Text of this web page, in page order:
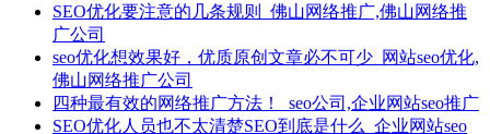
SEO优化要注意的几条规则_佛山网络推广,佛山网络推
广公司
seo优化想效果好，优质原创文章必不可少_网站seo优化,
佛山网络推广公司
四种最有效的网络推广方法！_seo公司,企业网站seo推广
SEO优化人员也不太清楚SEO到底是什么_企业网站seo